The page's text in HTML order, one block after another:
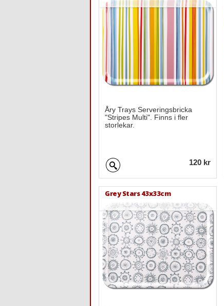
Åry Trays Serveringsbricka
"Stripes Multi". Finns i fler
storlekar.
120 kr
Grey Stars 43x33cm